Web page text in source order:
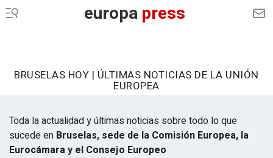
europapress
BRUSELAS HOY | ÚLTIMAS NOTICIAS DE LA UNIÓN
EUROPEA
Toda la actualidad y últimas noticias sobre todo lo que
sucede en Bruselas, sede de la Comisión Europea, la
Eurocámara y el Consejo Europeo